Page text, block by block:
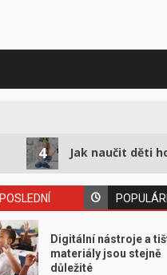
Jak naučit děti hospodařit
POSLEDNÍ
Digitální nástroje a
materiály jsou stejně
důležité